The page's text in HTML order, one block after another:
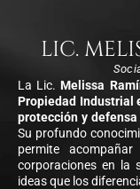
LIC.
La Lic.Melissa
Propiedad Industrial
protección y
Su profundo
permite
corporaciones en la
ideas que los